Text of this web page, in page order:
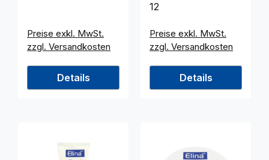
Preise exkl. MwSt.
zzgl. Versandkosten
Details
12
Preise exkl. MwSt.
zzgl. Versandkosten
Details